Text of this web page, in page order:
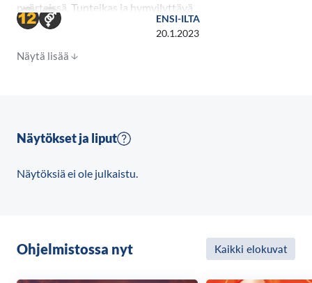
pyörteissä. Tunteikas ja hymyilyttävä
parisuhdedraama kertoo ajan
kulumisen vaikutuksesta yhdessäoloon ja esittää
yksinkertaisen mutta perustavanlaatuisen
ohjaajan Paolo Genovesen uusin työ.
ENSI-ILTA
20.1.2023
Näytä lisää
Näytökset ja liput
Näytöksiä ei ole julkaistu.
Ohjelmistossa nyt Kaikki elokuvat